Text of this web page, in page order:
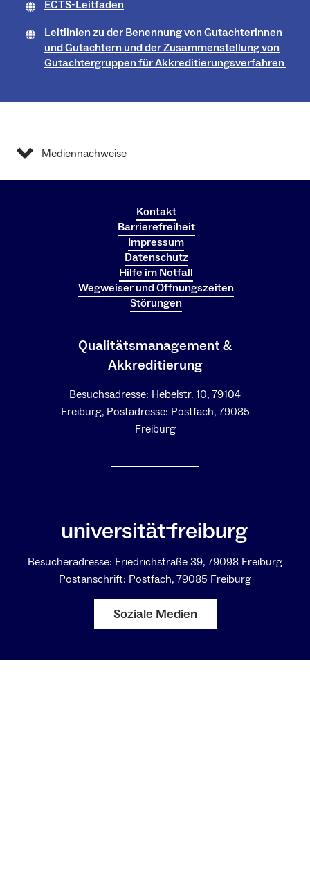
ECTS-Leitfaden
Leitlinien zu der Benennung von Gutachterinnen
und Gutachtern und der Zusammenstellung von
Gutachtergruppen für Akkreditierungsverfahren
Mediennachweise
Kontakt
Barrierefreiheit
Impressum
Datenschutz
Hilfe im Notfall
Wegweiser und Öffnungszeiten
Störungen
Qualitäts­­management &
Ak⁠⁠kreditierung
Besuchsadresse: Hebelstr. 10, 79104
Freiburg, Postadresse: Postfach, 79085
Freiburg
Besucheradresse: Friedrichstraße 39, 79098 Freiburg
Postanschrift: Postfach, 79085 Freiburg
Soziale Medien